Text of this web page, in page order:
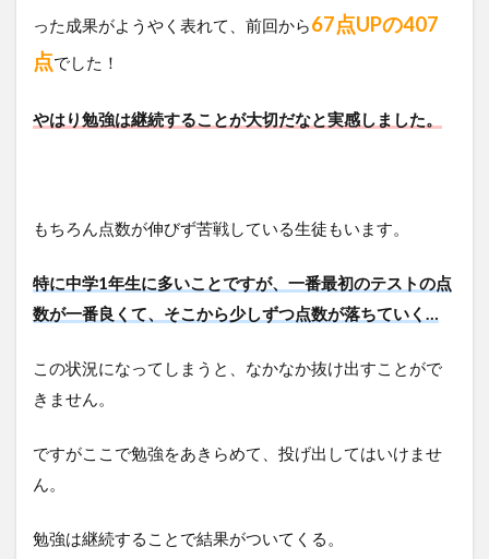
った成果がようやく表れて、前回から67点UPの407
点でした！
やはり勉強は継続することが大切だなと実感しました。
もちろん点数が伸びず苦戦している生徒もいます。
特に中学1年生に多いことですが、一番最初のテストの点
数が一番良くて、そこから少しずつ点数が落ちていく…
この状況になってしまうと、なかなか抜け出すことがで
きません。
ですがここで勉強をあきらめて、投げ出してはいけませ
ん。
勉強は継続することで結果がついてくる。